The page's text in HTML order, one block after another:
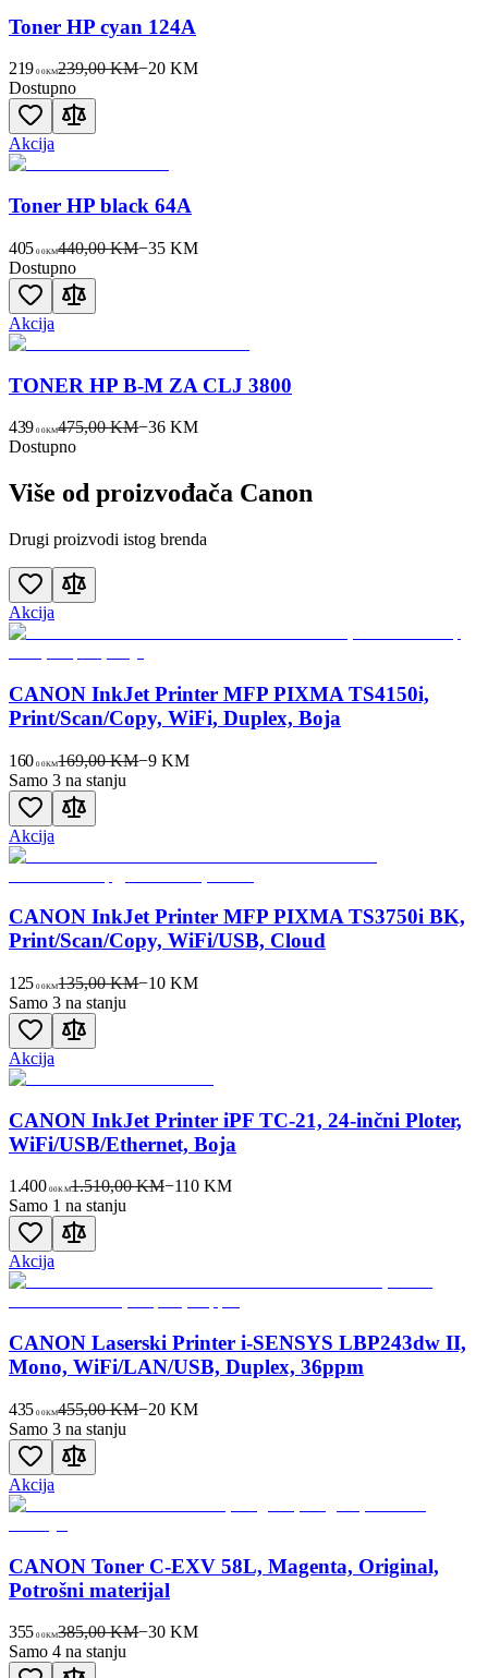
Toner HP cyan 124A
219 00KM239,00 KM−20 KM
Dostupno
Akcija
Toner HP black 64A
405 00KM440,00 KM−35 KM
Dostupno
Akcija
TONER HP B-M ZA CLJ 3800
439 00KM475,00 KM−36 KM
Dostupno
Više od proizvođača Canon
Drugi proizvodi istog brenda
Akcija
CANON InkJet Printer MFP PIXMA TS4150i,
Print/Scan/Copy, WiFi, Duplex, Boja
160 00KM169,00 KM−9 KM
Samo 3 na stanju
Akcija
CANON InkJet Printer MFP PIXMA TS3750i BK,
Print/Scan/Copy, WiFi/USB, Cloud
125 00KM135,00 KM−10 KM
Samo 3 na stanju
Akcija
CANON InkJet Printer iPF TC-21, 24-inčni Ploter,
WiFi/USB/Ethernet, Boja
1.400 00KM1.510,00 KM−110KM
Samo 1 na stanju
Akcija
CANON Laserski Printer i-SENSYS LBP243dw II,
Mono, WiFi/LAN/USB, Duplex, 36ppm
435 00KM455,00 KM−20 KM
Samo 3 na stanju
Akcija
CANON Toner C-EXV 58L, Magenta, Original,
Potrošni materijal
355 00KM385,00 KM−30 KM
Samo 4 na stanju